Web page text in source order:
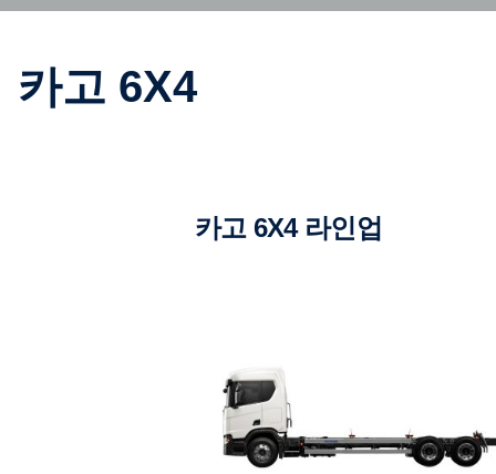
카고 6X4
카고 6X4 라인업